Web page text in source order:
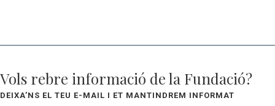
Vols rebre informació de la Fundació?
DEIXA’NS EL TEU E-MAIL I ET MANTINDREM INFORMAT